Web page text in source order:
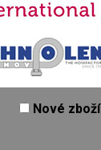
Nové zboží